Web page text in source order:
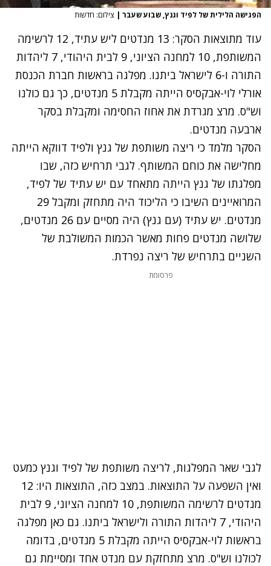
הפגישה הלילית של לפיד וגנץ, שבוע שעבר | צילום: חדשות
עוד מתוצאות הסקר: 13 מנדטים ליש עתיד, 12 לרשימה
המשותפת, 10 למחנה הציוני, 9 לבית היהודי, 7 ליהדות
התורה ו-6 לישראל ביתנו. מפלגה בראשות חברת הכנסת
אורלי לוי-אבקסיס הייתה מקבלת 5 מנדטים, כך גם כולנו
וש"ס. מרצ מגרדת את אחוז החסימה ומקבלת בסקר
ארבעה מנדטים.
הסקר מלמד כי ריצה משותפת של גנץ ולפיד דווקא הייתה
מחלישה את כוחם המשותף. לגבי תרחיש כזה, שבו
מפלגתו של גנץ הייתה מתאחד עם יש עתיד של לפיד,
המרואיינים השיבו כי הליכוד היה מתחזק ומקבל 29
מנדטים. יש עתיד (עם גנץ) היה מסיים עם 26 מנדטים,
שלושה מנדטים פחות מאשר הכמות המשולבת של
השניים בתרחיש של ריצה נפרדת.
פרסומת
לגבי שאר המפלגות, לריצה משותפת של לפיד וגנץ כמעט
ואין השפעה על התוצאות. במצב כזה, התוצאות היו: 12
מנדטים לרשימה המשותפת, 10 למחנה הציוני, 9 לבית
היהודי, 7 ליהדות התורה ולישראל ביתנו. גם כאן מפלגה
בראשות לוי-אבקסיס הייתה מקבלת 5 מנדטים, בדומה
לכולנו וש"ס. מרצ מתחזקת עם מנדט אחד ומסיימת גם